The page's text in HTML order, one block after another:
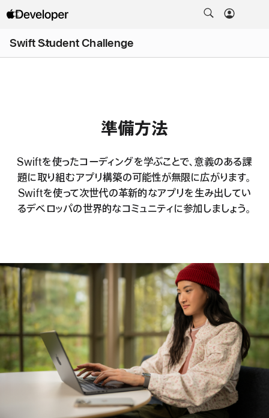
Swift Student Challenge
ー
準備方法
Swiftを使ったコーディングを学ぶことで、意義のある課
題に取り組むアプリ構築の可能性が無限に広がります。
Swiftを使って次世代の革新的なアプリを生み出してい
るデベロッパの世界的なコミュニティに参加しましょう。